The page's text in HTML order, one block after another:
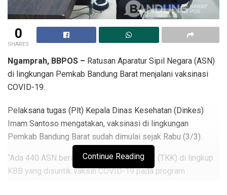
0
SHARES
Ngamprah, BBPOS – Ratusan Aparatur Sipil Negara (ASN)
di lingkungan Pemkab Bandung Barat menjalani vaksinasi
COVID-19.
Pelaksana tugas (Plt) Kepala Dinas Kesehatan (Dinkes)
Imam Santoso mengatakan, vaksinasi di lingkungan
Pemkab Bandung Barat sudah dimulai sejak Rabu (3/3).
“Ada 440 ASN berikut tenaga kerja kontrak (TKK) di lingkup
KBB yang disuntik vaksin COVID-19 pada program
Continue Reading